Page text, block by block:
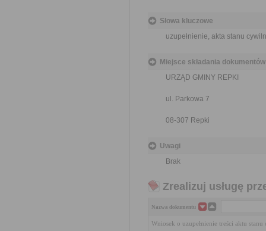
Słowa kluczowe
uzupełnienie, akta stanu
Miejsce składania dokumentów
URZĄD GMINY REPKI
ul. Parkowa 7
08-307 Repki
Uwagi
Brak
Zrealizuj usługę
Nazwa dokumentu
Wniosek o uzupełnienie treści aktu